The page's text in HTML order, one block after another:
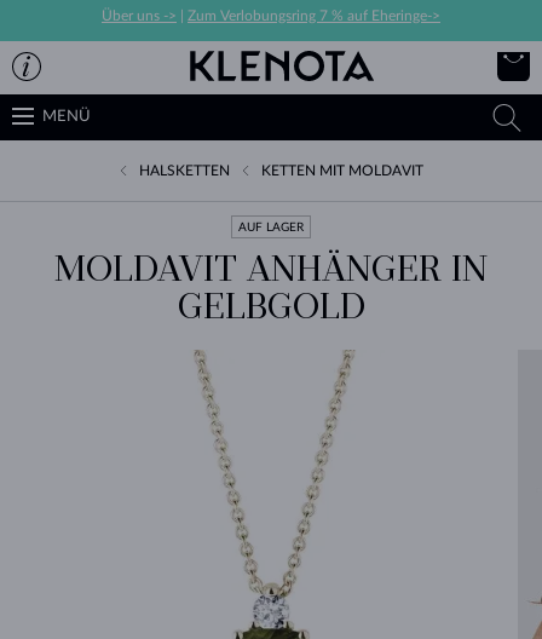
Über uns -> Zum Verlobungsring 7 % auf Eheringe->
MENÜ
HALSKETTEN KETTEN MIT MOLDAVIT
AUF LAGER
MOLDAVIT ANHÄNGER IN
GELBGOLD